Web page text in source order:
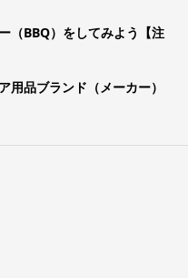
（BBQ）をしてみよう【注
用品ブランド（メーカー）